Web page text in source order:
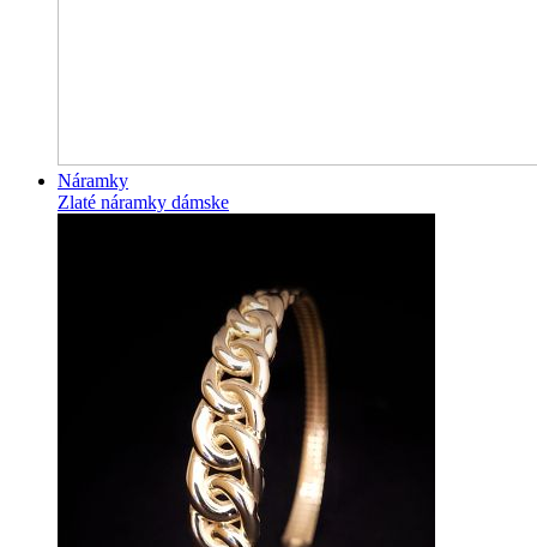
Náramky
Zlaté náramky dámske